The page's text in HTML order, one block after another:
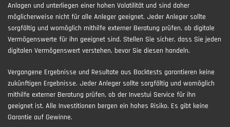
Anlagen und unterliegen einer hohen Volatilität und sind daher
möglicherweise nicht für alle Anleger geeignet. Jeder Anleger sollte
sorgfältig und womöglich mithilfe externer Beratung prüfen, ob digitale
Vermögenswerte für ihn geeignet sind. Stellen Sie sicher, dass Sie jeden
digitalen Vermögenswert verstehen, bevor Sie diesen handeln.
Vergangene Ergebnisse und Resultate aus Backtests garantieren keine
zukünftigen Ergebnisse. Jeder Anleger sollte sorgfältig und womöglich
mithilfe externer Beratung prüfen, ob der Investui Service für ihn
geeignet ist. Alle Investitionen bergen ein hohes Risiko. Es gibt keine
Garantie auf Gewinne.